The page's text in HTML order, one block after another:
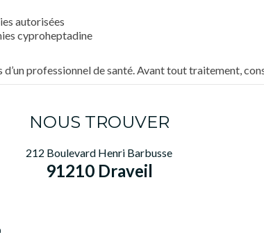
autorisées
cyproheptadine
professionnel de santé. Avant tout traitement,
NOUS TROUVER
212 Boulevard Henri Barbusse
91210 Draveil